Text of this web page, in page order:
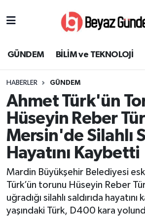
GÜNDEM BİLİM ve TEKNOLOJİ
HABERLER GÜNDEM
Ahmet Türk'ün
Hüseyin Reber
Mersin'de Silahlı
Hayatını Kaybetti
Mardin Büyükşehir Belediyesi
Türk’ün torunu Hüseyin Reber
uğradığı silahlı saldırıda
yaşındaki Türk, D400 kara
EKONOMİ
SAĞLIK
EĞİTİM
KÜLTÜR SANAT
MAGAZİN
Süper Lig Puan Durumu ve
Tüm Manşetler
Son Dakika Haberleri
Haber Arşivi